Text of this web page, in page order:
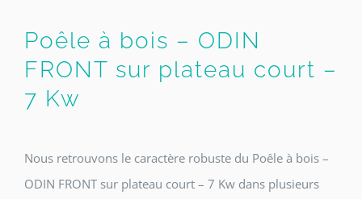
Poêle à bois – ODIN
FRONT sur plateau court –
7 Kw
Nous retrouvons le caractère robuste du Poêle à bois –
ODIN FRONT sur plateau court – 7 Kw dans plusieurs